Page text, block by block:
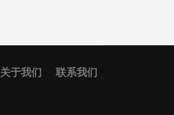
关于我们 联系我们